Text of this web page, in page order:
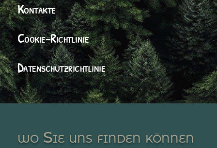
Kontakte
Cookie-Richtlinie
Datenschutzrichtlinie
wo Sie uns finden können